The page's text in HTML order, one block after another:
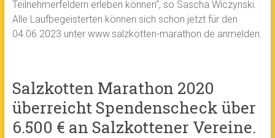
Teilnehmerfeldern erleben können“, so Sascha Wiczynski.
Alle Laufbegeisterten können sich schon jetzt für den
04.06.2023 unter www.salzkotten-marathon.de anmelden.
Salzkotten Marathon 2020
überreicht Spendenscheck über
6.500 € an Salzkottener Vereine.